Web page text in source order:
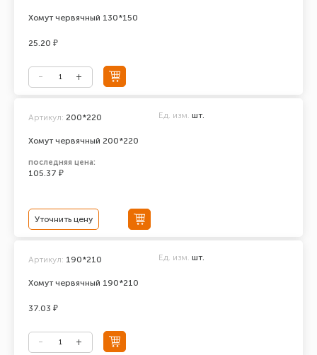
Хомут червячный 130*150
25.20 ₽
Хомут червячный 200*220
Артикул: 200*220 Ед. изм. шт.
последняя цена:
105.37 ₽
Уточнить цену
Хомут червячный 190*210
Артикул: 190*210 Ед. изм. шт.
37.03 ₽